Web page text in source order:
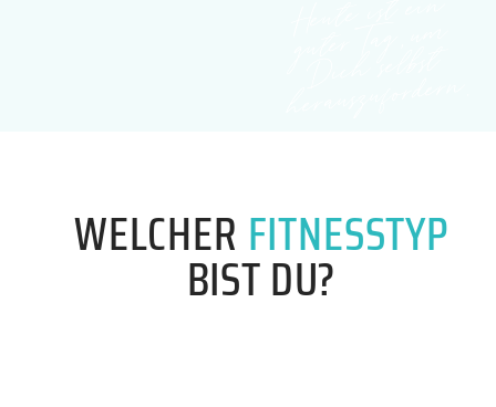
WELCHER FITNESSTYP
BIST DU?